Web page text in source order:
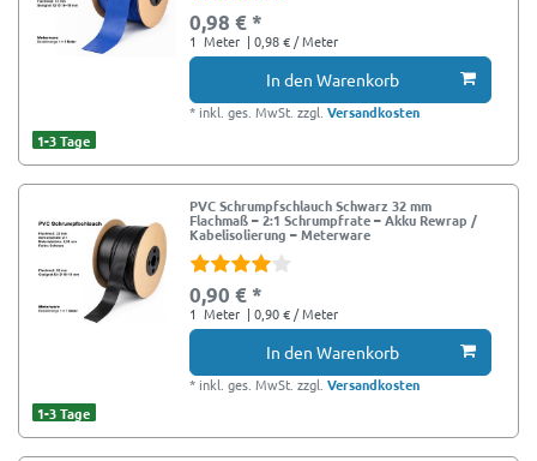
0,98 € *
1 Meter | 0,98 € / Meter
In den Warenkorb
* inkl. ges. MwSt. zzgl.Versandkosten
1-3 Tage
PVC Schrumpfschlauch Schwarz 32 mm
Flachmaß – 2:1 Schrumpfrate – Akku Rewrap /
Kabelisolierung – Meterware
0,90 € *
1 Meter | 0,90 € / Meter
In den Warenkorb
* inkl. ges. MwSt. zzgl.Versandkosten
1-3 Tage